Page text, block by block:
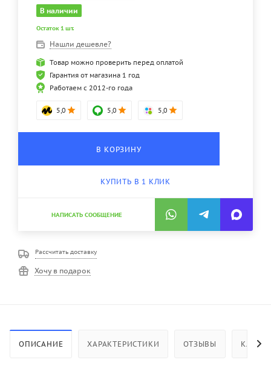
В наличии
Остаток 1 шт.
Нашли дешевле?
Товар можно проверить перед оплатой
Гарантия от магазина 1 год
Работаем с 2012-го года
5,0 5,0 5,0
В КОРЗИНУ
КУПИТЬ В 1 КЛИК
НАПИСАТЬ СООБЩЕНИЕ
Рассчитать доставку
Хочу в подарок
ОПИСАНИЕ ХАРАКТЕРИСТИКИ ОТЗЫВЫ КАК